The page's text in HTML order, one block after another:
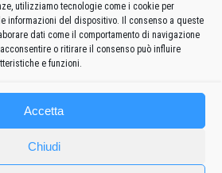
utilizziamo tecnologie come i cookie per
informazioni del dispositivo. Il consenso a queste
dati come il comportamento di navigazione
o ritirare il consenso può influire
e funzioni.
Accetta
Chiudi
per ridurre lo spam.Scopri come vengono
.